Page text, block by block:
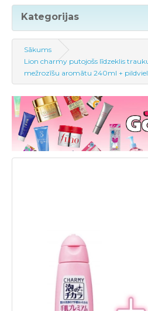
Kategorijas
Sākums
Lion charmy putojošs līdzeklis
mežrozīšu aromātu 240ml +